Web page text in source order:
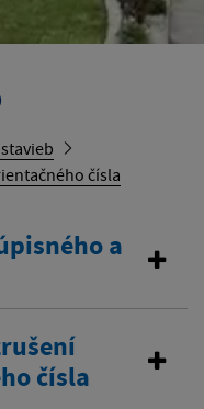
čísla
a
čísla